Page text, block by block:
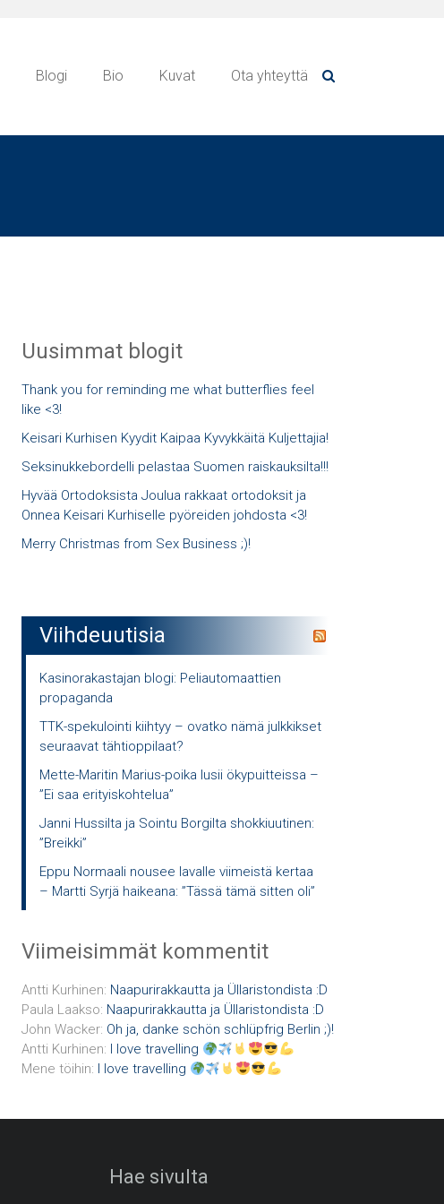
Blogi Bio Kuvat Ota yhteyttä
Uusimmat blogit
Thank you for reminding me what butterflies feel
like <3!
Keisari Kurhisen Kyydit Kaipaa Kyvykkäitä Kuljettajia!
Seksinukkebordelli pelastaa Suomen raiskauksilta!!!
Hyvää Ortodoksista Joulua rakkaat ortodoksit ja
Onnea Keisari Kurhiselle pyöreiden johdosta <3!
Merry Christmas from Sex Business ;)!
Viihdeuutisia
Kasinorakastajan blogi: Peliautomaattien
propaganda
TTK-spekulointi kiihtyy – ovatko nämä julkkikset
seuraavat tähtioppilaat?
Mette-Maritin Marius-poika lusii ökypuitteissa –
”Ei saa erityiskohtelua”
Janni Hussilta ja Sointu Borgilta shokkiuutinen:
”Breikki”
Eppu Normaali nousee lavalle viimeistä kertaa
– Martti Syrjä haikeana: ”Tässä tämä sitten oli”
Viimeisimmät kommentit
Antti Kurhinen: Naapurirakkautta ja Üllaristondista :D
Paula Laakso: Naapurirakkautta ja Üllaristondista :D
John Wacker: Oh ja, danke schön schlüpfrig Berlin ;)!
Antti Kurhinen: I love travelling
Mene töihin: I love travelling
Hae sivulta